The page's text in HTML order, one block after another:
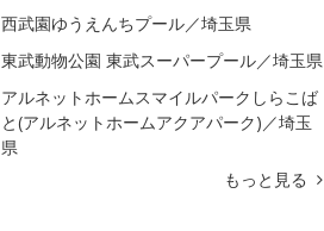
西武園ゆうえんちプール／埼玉県
東武動物公園 東武スーパープール／埼玉県
アルネットホームスマイルパークしらこば
と(アルネットホームアクアパーク)／埼玉
県
もっと見る